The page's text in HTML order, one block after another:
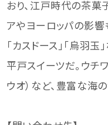
おり、江戸時代の茶菓
アやヨーロッパの影
「カスドース」「烏羽
平戸スイーツだ。ウチ
ウオ）など、豊富な海